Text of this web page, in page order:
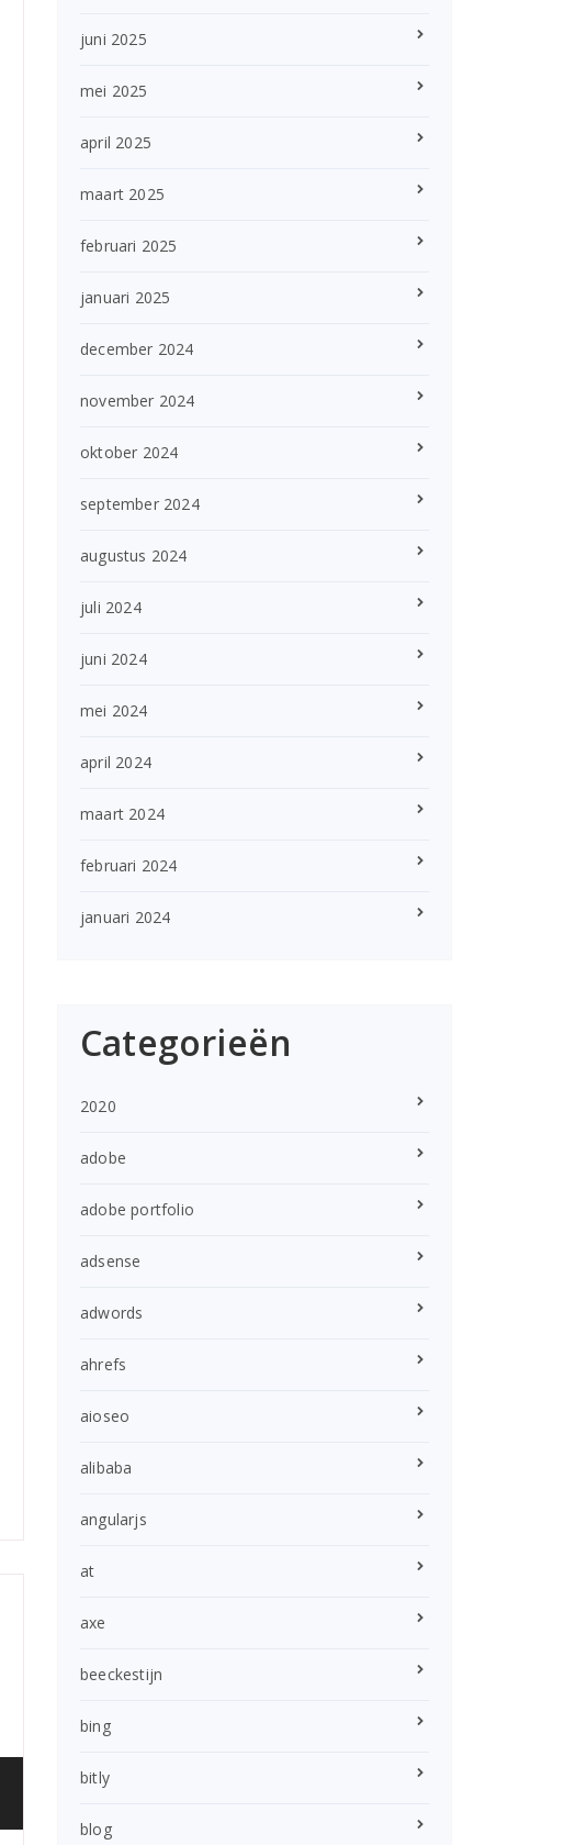
juni 2025
mei 2025
april 2025
maart 2025
februari 2025
januari 2025
december 2024
november 2024
oktober 2024
september 2024
augustus 2024
juli 2024
juni 2024
mei 2024
april 2024
maart 2024
februari 2024
januari 2024
Categorieën
2020
adobe
adobe portfolio
adsense
adwords
ahrefs
aioseo
alibaba
angularjs
at
axe
beeckestijn
bing
bitly
blog